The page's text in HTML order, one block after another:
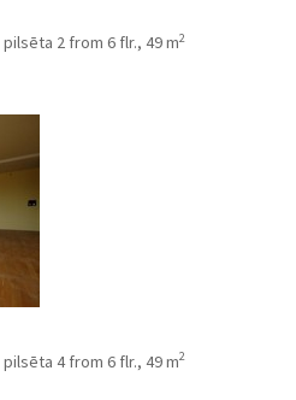
2 from 6 flr., 49 m2
4 from 6 flr., 49 m2